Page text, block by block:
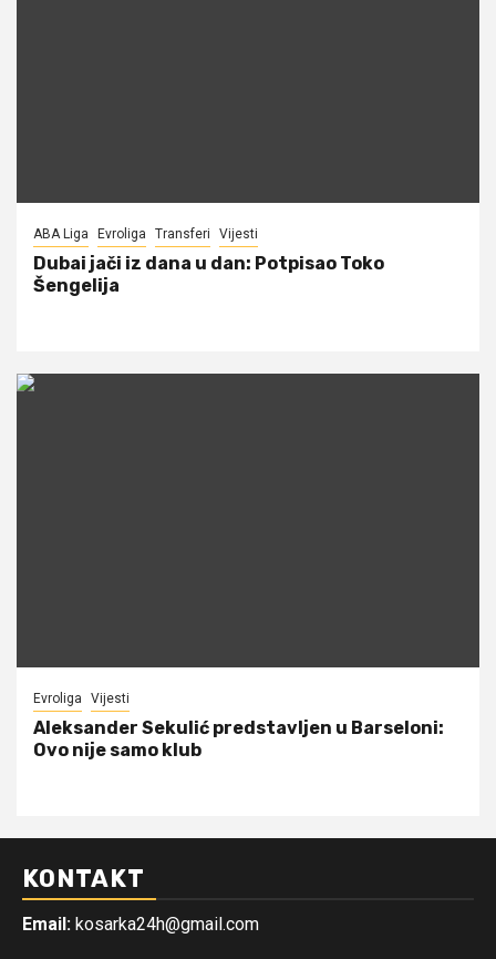
ABA Liga Evroliga Transferi Vijesti
Dubai jači iz dana u dan: Potpisao Toko
Šengelija
Evroliga Vijesti
Aleksander Sekulić predstavljen u Barseloni:
Ovo nije samo klub
KONTAKT
Email: kosarka24h@gmail.com